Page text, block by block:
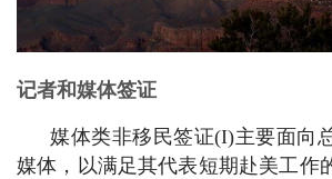
记者和媒体签证
媒体类非移民签证(I)主要面向
媒体，以满足其代表短期赴美工作